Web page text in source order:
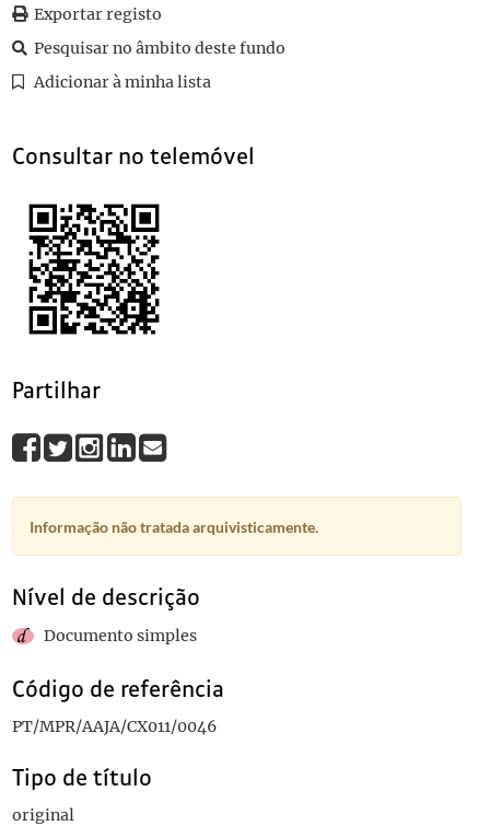
0048
Sem título
0050
0051 Sem título 1929-11-01
Exportar registo
Pesquisar no âmbito deste fundo
Adicionar à minha lista
Consultar no telemóvel
Partilhar
Informação não tratada arquivisticamente.
Nível de descrição
Documento simples
Código de referência
PT/MPR/AAJA/CX011/0046
Tipo de título
original